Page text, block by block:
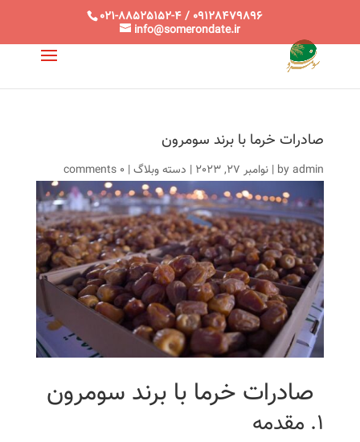
021-88525152-4 / 09128479896
info@somerondate.ir
صادرات خرما با برند سومرون
byadmin
| نوامبر 27, 2023 | دسته وبلاگ|
0 comments
صادرات خرما با برند سومرون
1. مقدمه